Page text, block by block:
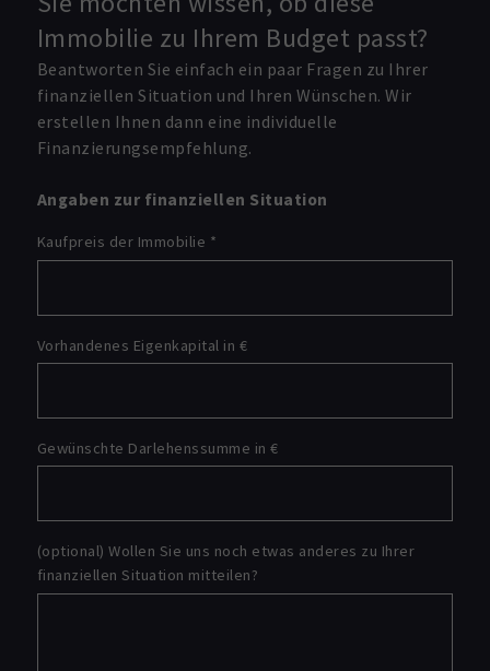
Immobilie zu Ihrem Budget passt?
Beantworten Sie einfach ein paar Fragen zu Ihrer
finanziellen Situation und Ihren Wünschen. Wir
erstellen Ihnen dann eine individuelle
Finanzierungsempfehlung.
Angaben zur finanziellen Situation
Kaufpreis der Immobilie *
Vorhandenes Eigenkapital in €
Gewünschte Darlehenssumme in €
(optional) Wollen Sie uns noch etwas anderes zu Ihrer
finanziellen Situation mitteilen?